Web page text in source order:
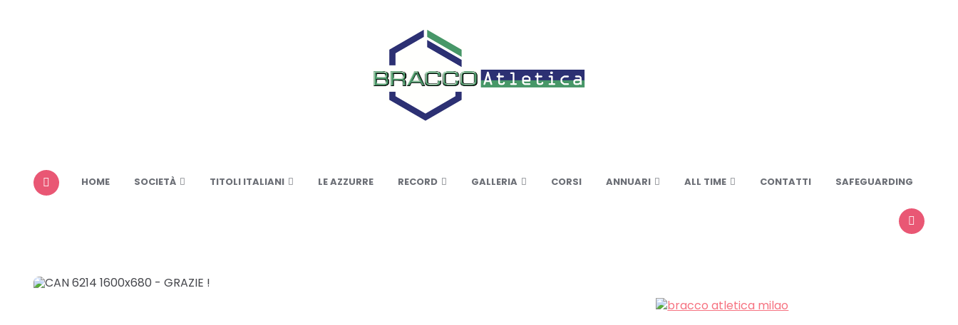
HOME SOCIETÀ TITOLI ITALIANI LE AZZURRE RECORD GALLERIA CORSI ANNUARI ALL TIME CONTATTI SAFEGUARDING